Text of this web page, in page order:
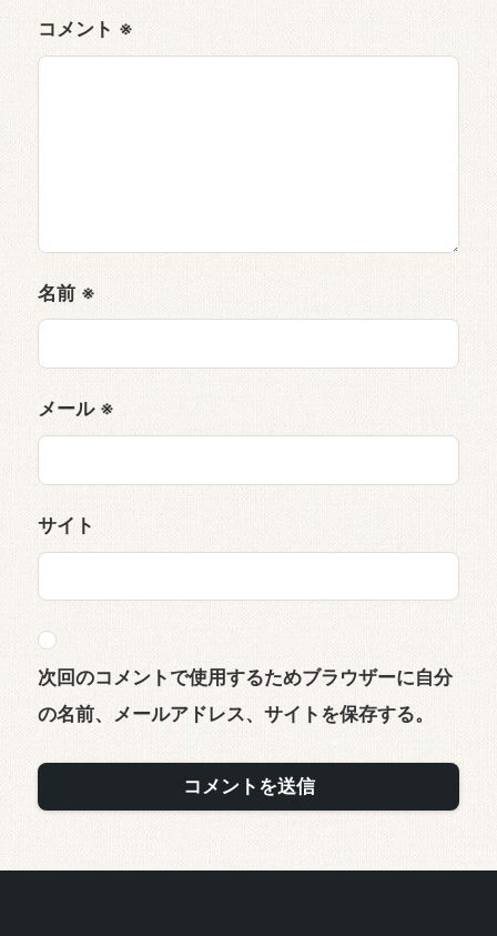
コメント ※
名前 ※
メール ※
サイト
次回のコメントで使用するためブラウザーに自分
の名前、メールアドレス、サイトを保存する。